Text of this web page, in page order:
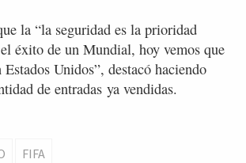
la “la seguridad es la prioridad
éxito de un Mundial, hoy vemos que
Unidos”, destacó haciendo
de entradas ya vendidas.
FIFA